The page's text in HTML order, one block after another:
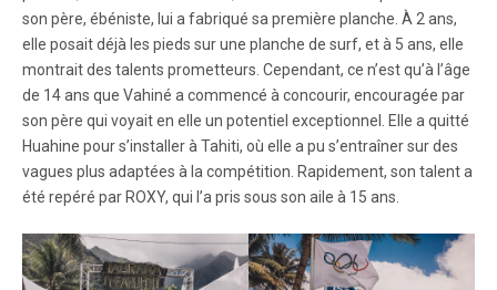
son père, ébéniste, lui a fabriqué sa première planche. À 2 ans,
elle posait déjà les pieds sur une planche de surf, et à 5 ans, elle
montrait des talents prometteurs. Cependant, ce n’est qu’à l’âge
de 14 ans que Vahiné a commencé à concourir, encouragée par
son père qui voyait en elle un potentiel exceptionnel. Elle a quitté
Huahine pour s’installer à Tahiti, où elle a pu s’entraîner sur des
vagues plus adaptées à la compétition. Rapidement, son talent a
été repéré par ROXY, qui l’a pris sous son aile à 15 ans.